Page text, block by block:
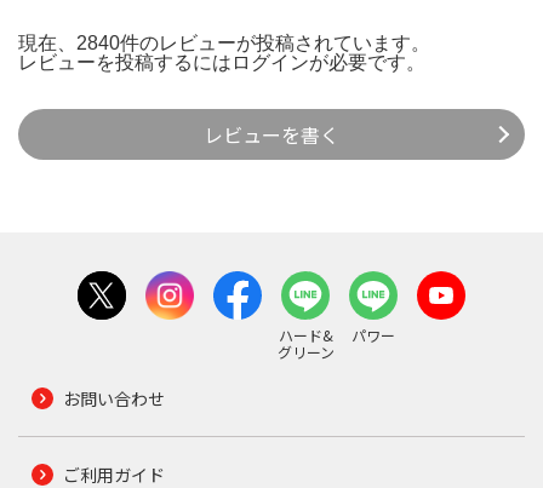
現在、2840件のレビューが投稿されています。
レビューを投稿するには ログインが必要です。
レビューを書く
ハード&
グリーン
パワー
お問い合わせ
ご利用ガイド